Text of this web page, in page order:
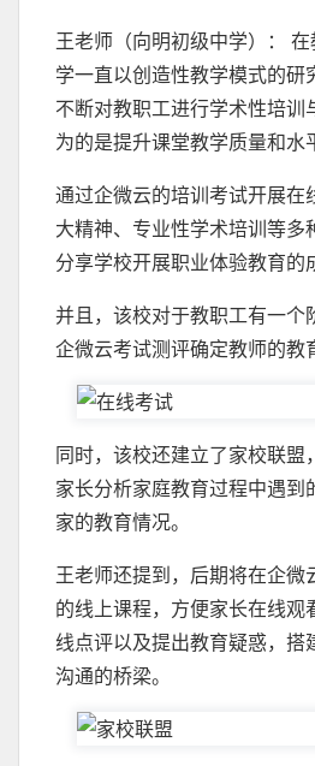
王老师（向明初级中学）：
学一直以创造性教学模式的研
不断对教职工进行学术性培训
为的是提升课堂教学质量和水
通过企微云的培训考试开展在
大精神、专业性学术培训等多
分享学校开展职业体验教育的
并且，该校对于教职工有一个
企微云考试测评确定教师的教
同时，该校还建立了家校联盟
家长分析家庭教育过程中遇到
家的教育情况。
王老师还提到，后期将在企微
的线上课程，方便家长在线观
线点评以及提出教育疑惑，搭
沟通的桥梁。